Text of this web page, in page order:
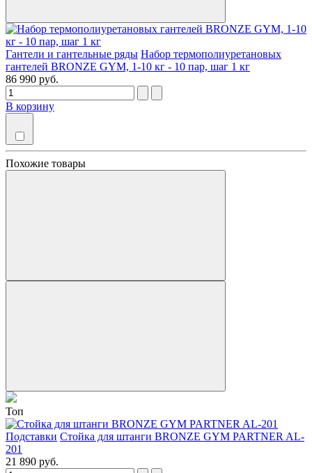
Гантели и гантельные ряды Набор термополиуретановых
гантелей BRONZE GYM, 1-10 кг - 10 пар, шаг 1 кг
86 990 руб.
В корзину
Похожие товары
Топ
Подставки Стойка для штанги BRONZE GYM PARTNER AL-
201
21 890 руб.